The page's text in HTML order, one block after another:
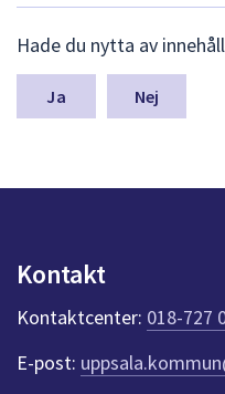
ä
m
a
n
k
t
e
r
f
Hade du nytta av
Nej
Kontakt
Kontaktcenter: 018-727
E-post: